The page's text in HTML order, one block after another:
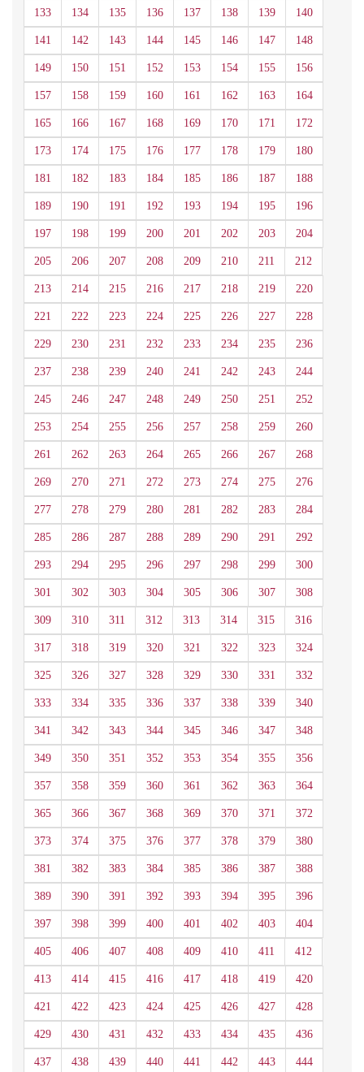
133 134 135 136 137 138 139 140
141 142 143 144 145 146 147 148
149 150 151 152 153 154 155 156
157 158 159 160 161 162 163 164
165 166 167 168 169 170 171 172
173 174 175 176 177 178 179 180
181 182 183 184 185 186 187 188
189 190 191 192 193 194 195 196
197 198 199 200 201 202 203 204
205 206 207 208 209 210 211 212
213 214 215 216 217 218 219 220
221 222 223 224 225 226 227 228
229 230 231 232 233 234 235 236
237 238 239 240 241 242 243 244
245 246 247 248 249 250 251 252
253 254 255 256 257 258 259 260
261 262 263 264 265 266 267 268
269 270 271 272 273 274 275 276
277 278 279 280 281 282 283 284
285 286 287 288 289 290 291 292
293 294 295 296 297 298 299 300
301 302 303 304 305 306 307 308
309 310 311 312 313 314 315 316
317 318 319 320 321 322 323 324
325 326 327 328 329 330 331 332
333 334 335 336 337 338 339 340
341 342 343 344 345 346 347 348
349 350 351 352 353 354 355 356
357 358 359 360 361 362 363 364
365 366 367 368 369 370 371 372
373 374 375 376 377 378 379 380
381 382 383 384 385 386 387 388
389 390 391 392 393 394 395 396
397 398 399 400 401 402 403 404
405 406 407 408 409 410 411 412
413 414 415 416 417 418 419 420
421 422 423 424 425 426 427 428
429 430 431 432 433 434 435 436
437 438 439 440 441 442 443 444